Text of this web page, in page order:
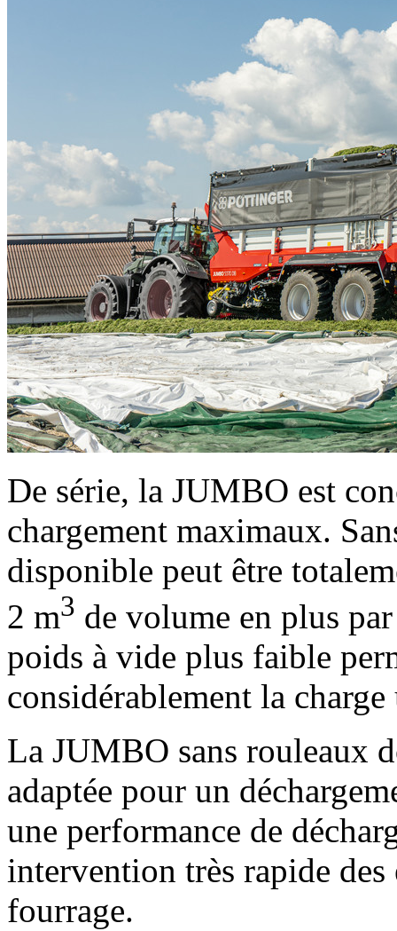
De série, la JUMBO est
chargement maximaux.
disponible peut être
2 m3 de volume en plus
poids à vide plus faible
considérablement la
La JUMBO sans rouleaux
adaptée pour un
une performance de
intervention très rapide
fourrage.